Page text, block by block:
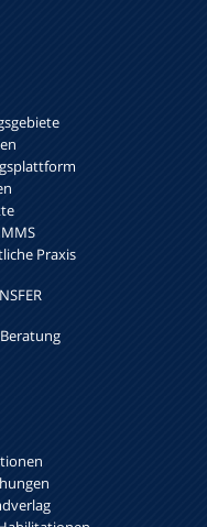
Praxis